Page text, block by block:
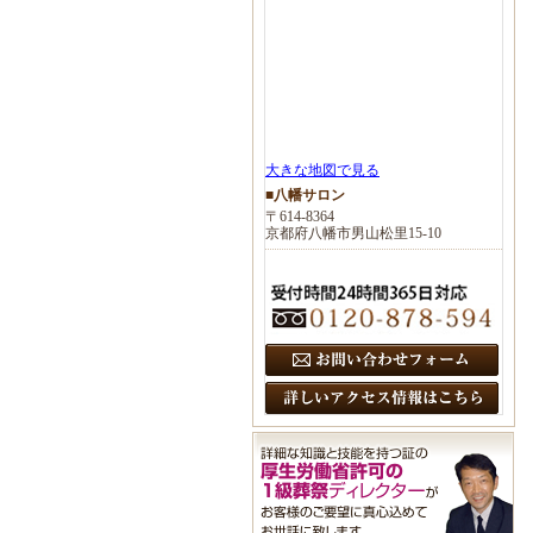
大きな地図で見る
■八幡サロン
〒614-8364
京都府八幡市男山松里15-10